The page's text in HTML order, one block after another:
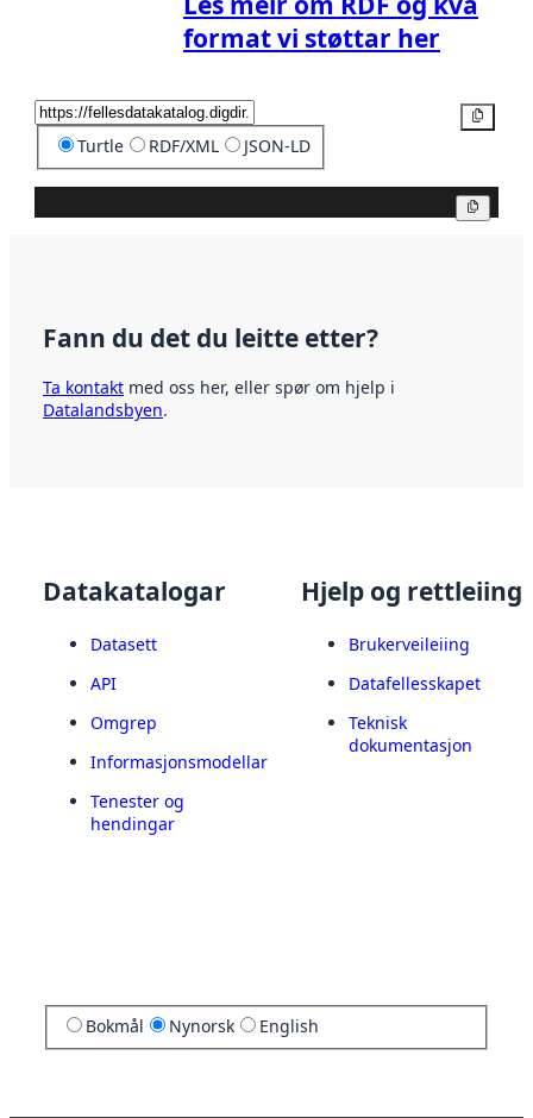
format vi støttar her
Turtle RDF/XML JSON-LD
Fann du det du leitte etter?
Ta kontakt med oss her, eller spør om hjelp i
Datalandsbyen.
Datakatalogar
Datasett
API
Omgrep
Informasjonsmodellar
Tenester og
hendingar
Hjelp og rettleiing
Brukerveileiing
Datafellesskapet
Teknisk
dokumentasjon
Bokmål Nynorsk English